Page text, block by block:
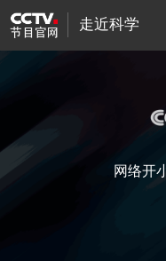
走近科学
网络开